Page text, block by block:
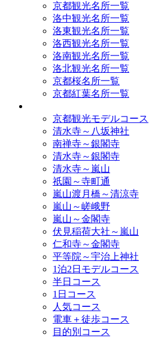
京都観光名所一覧
洛中観光名所一覧
洛東観光名所一覧
洛西観光名所一覧
洛南観光名所一覧
洛北観光名所一覧
京都桜名所一覧
京都紅葉名所一覧
京都観光モデルコース
清水寺～八坂神社
南禅寺～銀閣寺
清水寺～銀閣寺
清水寺～嵐山
祇園～寺町通
嵐山渡月橋～清涼寺
嵐山～嵯峨野
嵐山～金閣寺
伏見稲荷大社～嵐山
仁和寺～金閣寺
平等院～宇治上神社
1泊2日モデルコース
半日コース
1日コース
人気コース
電車＋徒歩コース
目的別コース